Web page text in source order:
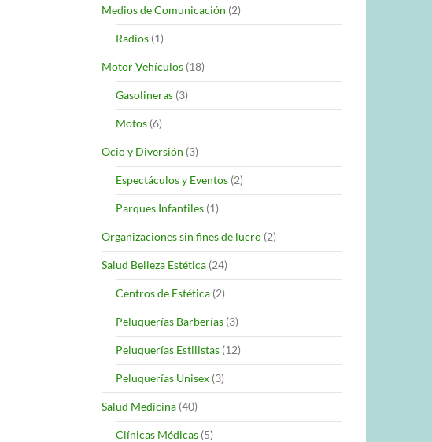
Medios de Comunicación (2)
Radios (1)
Motor Vehículos (18)
Gasolineras (3)
Motos (6)
Ocio y Diversión (3)
Espectáculos y Eventos (2)
Parques Infantiles (1)
Organizaciones sin fines de lucro (2)
Salud Belleza Estética (24)
Centros de Estética (2)
Peluquerías Barberías (3)
Peluquerías Estilistas (12)
Peluquerías Unisex (3)
Salud Medicina (40)
Clínicas Médicas (5)